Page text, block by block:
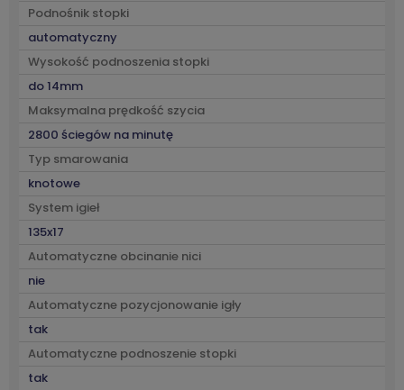
Podnośnik stopki
automatyczny
Wysokość podnoszenia stopki
do 14mm
Maksymalna prędkość szycia
2800 ściegów na minutę
Typ smarowania
knotowe
System igieł
135x17
Automatyczne obcinanie nici
nie
Automatyczne pozycjonowanie igły
tak
Automatyczne podnoszenie stopki
tak